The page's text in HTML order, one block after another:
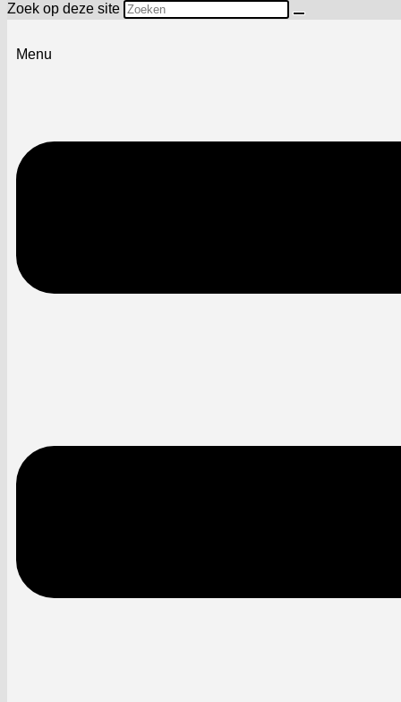
Zoek op deze site
Menu